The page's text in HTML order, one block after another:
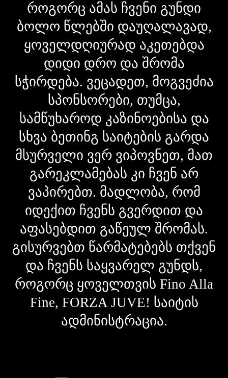
როგორც ამას ჩვენი გუნდი
ბოლო წლებში დაუღალავად,
ყოველდღიურად აკეთებდა
დიდი დრო და შრომა
სჭირდება. ვეცადეთ, მოგვეძია
სპონსორები, თუმცა,
სამწუხაროდ კაზინოებისა და
სხვა ბეთინგ საიტების გარდა
მსურველი ვერ ვიპოვნეთ, მათ
გარეკლამებას კი ჩვენ არ
ვაპირებთ. მადლობა, რომ
იდექით ჩვენს გვერდით და
აფასებდით გაწეულ შრომას.
გისურვებთ წარმატებებს თქვენ
და ჩვენს საყვარელ გუნდს,
როგორც ყოველთვის Fino Alla
Fine, FORZA JUVE! საიტის
ადმინისტრაცია.